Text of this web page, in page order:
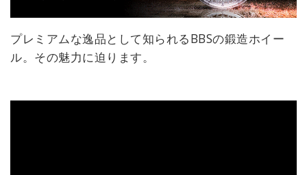
プレミアムな逸品として知られるBBSの鍛造ホイー
ル。その魅力に迫ります。